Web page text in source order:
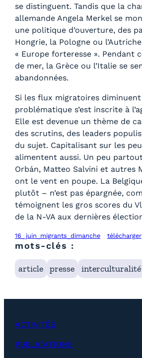
se distinguent. Tandis que la
allemande Angela Merkel se
une politique d’ouverture, des
Hongrie, la Pologne ou
« Europe forteresse ». Pendant
de mer, la Grèce ou l’Italie se
abandonnées.
Si les flux migratoires
problématique s’est inscrite à
Elle est devenue un thème de
des scrutins, des leaders
du sujet. Capitalisant sur les
alimentent aussi. Un peu
Orbán, Matteo Salvini et autres
ont le vent en poupe. La
plutôt – n’est pas épargnée,
témoignent les gros scores du
de la N-VA aux dernières
16_juin_migrants_dimanche télécharger
mots-clés :
article presse interculturalité
ACTIVITÉS
PUBLICATIONS